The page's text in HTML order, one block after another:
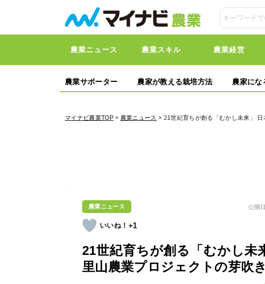
農業ニュース 農業スキル 農業経営
農業サポーター 農家が教える栽培方法 農家にな
マイナビ農業TOP> 農業ニュース > 21世紀育ちが創る「むかし未来」
農業ニュース
+1
21世紀育ちが創る「むかし未
里山農業プロジェクトの芽吹
公開